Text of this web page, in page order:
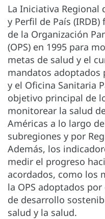
La Iniciativa Regional
y Perfil de País
de la Organización
(OPS) en 1995 para
metas de salud y el
mandatos adoptados
y el Oficina Sanitaria
objetivo principal de
monitorear la salud
Américas a lo largo
subregiones y por
Además, los
medir el progreso
acordados, como los
la OPS adoptados
de desarrollo
salud y la salud.